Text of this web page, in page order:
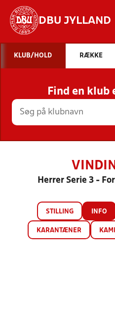
DBU JYLLAND
STILLINGER,
KLUB/HOLD RÆKKE
Find en klub
Herrer Serie 3 -
STILLING INFO
KARANTÆNER